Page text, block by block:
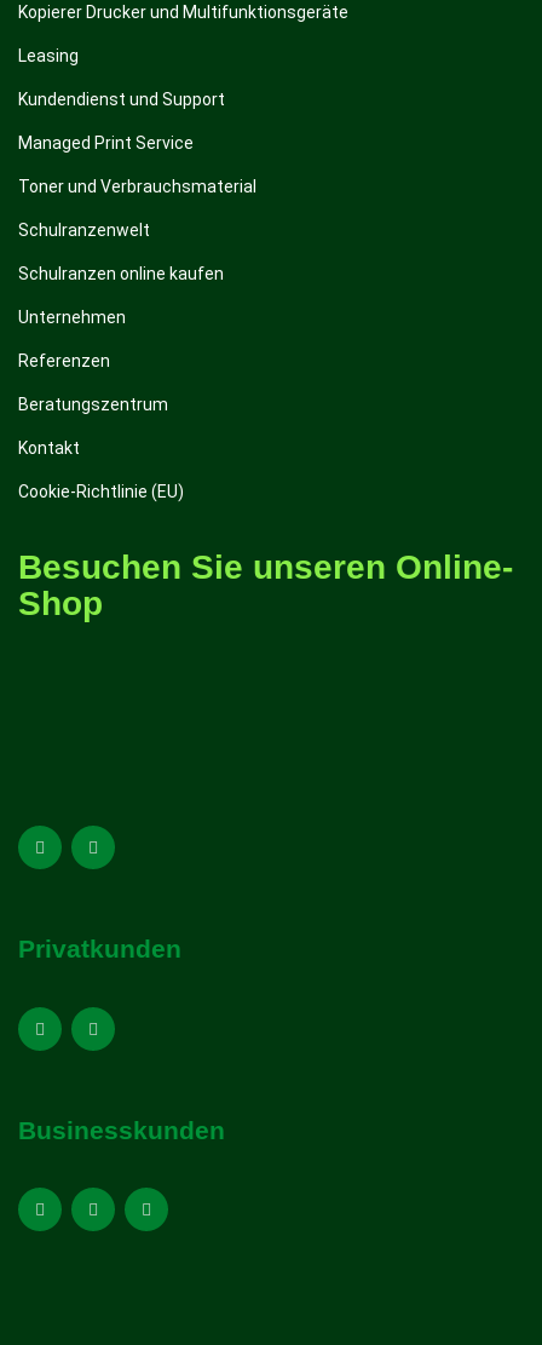
Kopierer Drucker und Multifunktionsgeräte
Leasing
Kundendienst und Support
Managed Print Service
Toner und Verbrauchsmaterial
Schulranzenwelt
Schulranzen online kaufen
Unternehmen
Referenzen
Beratungszentrum
Kontakt
Cookie-Richtlinie (EU)
Besuchen Sie unseren Online-
Shop
Privatkunden
Businesskunden